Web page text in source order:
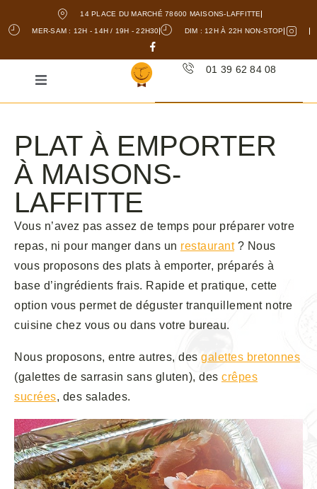
14 PLACE DU MARCHÉ 78600 MAISONS-LAFFITTE
MER-SAM : 12H - 14H / 19H - 22H30 DIM : 12H À 22H NON-STOP
01 39 62 84 08
PLAT À EMPORTER
À MAISONS-
LAFFITTE
Vous n’avez pas assez de temps pour préparer votre
repas, ni pour manger dans un restaurant? Nous
vous proposons des plats à emporter, préparés à
base d’ingrédients frais. Rapide et pratique, cette
option vous permet de déguster tranquillement notre
cuisine chez vous ou dans votre bureau.
Nous proposons, entre autres, des galettes bretonnes
(galettes de sarrasin sans gluten), des crêpes
sucrées, des salades.